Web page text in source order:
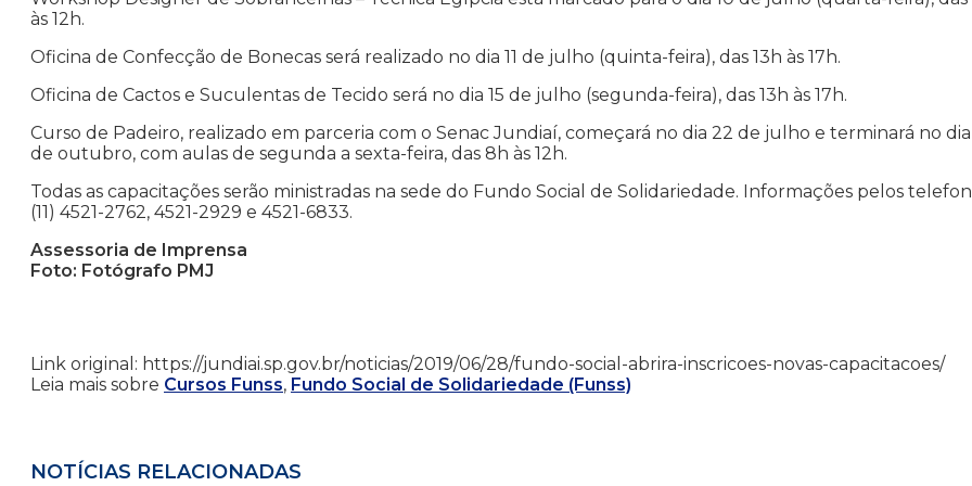
às 12h.
Oficina de Confecção de Bonecas será realizado no dia 11 de julho (quinta-feira), das 13h às 17h.
Oficina de Cactos e Suculentas de Tecido será no dia 15 de julho (segunda-feira), das 13h às 17h.
Curso de Padeiro, realizado em parceria com o Senac Jundiaí, começará no dia 22 de julho e terminará no dia
de outubro, com aulas de segunda a sexta-feira, das 8h às 12h.
Todas as capacitações serão ministradas na sede do Fundo Social de Solidariedade. Informações pelos
(11) 4521-2762, 4521-2929 e 4521-6833.
Assessoria de Imprensa
Foto: Fotógrafo PMJ
Link original: https://jundiai.sp.gov.br/noticias/2019/06/28/fundo-social-abrira-inscricoes-novas-capacitacoes/
Leia mais sobre Cursos Funss, Fundo Social de Solidariedade (Funss)
NOTÍCIAS RELACIONADAS